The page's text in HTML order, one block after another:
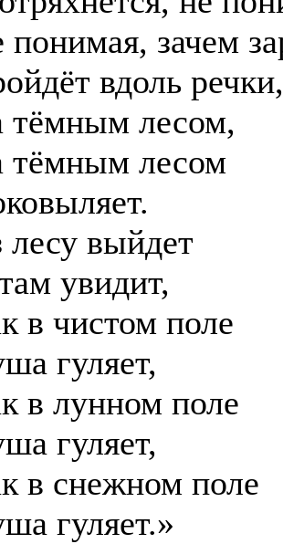
понимая, зачем
вдоль речки,
тёмным лесом,
тёмным лесом
лесу выйдет
увидит,
в чистом поле
гуляет,
в лунном поле
гуляет,
в снежном поле
гуляет.»